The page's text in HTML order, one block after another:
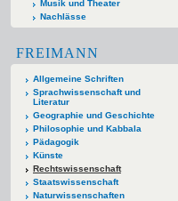
Musik und Theater
Nachlässe
FREIMANN
Allgemeine Schriften
Sprachwissenschaft und
Literatur
Geographie und Geschichte
Philosophie und Kabbala
Pädagogik
Künste
Rechtswissenschaft
Staatswissenschaft
Naturwissenschaften